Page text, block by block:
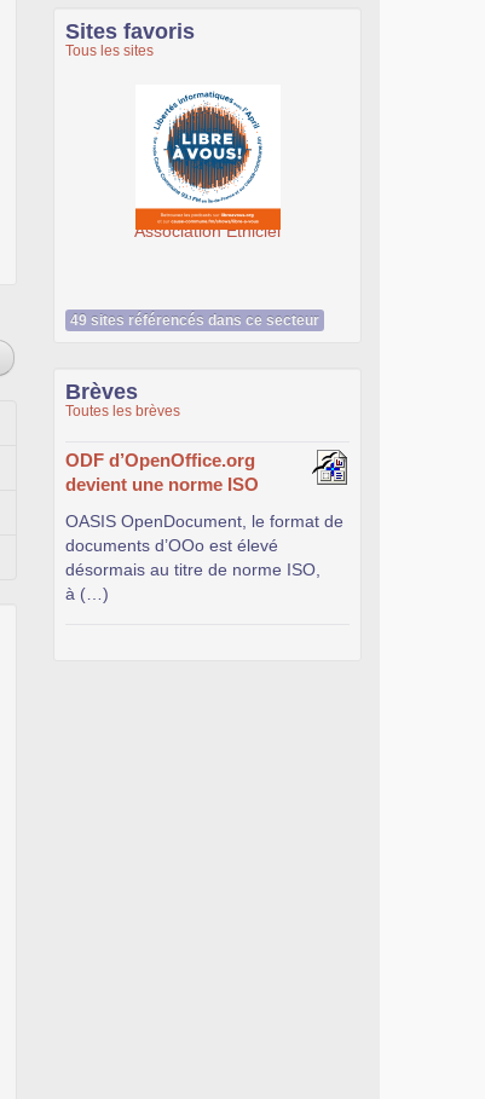
Sites favoris
Tous les sites
SeenThis - clx_asso_fr
49 sites référencés dans ce secteur
Brèves
Toutes les brèves
ODF d’OpenOffice.org
devient une norme ISO
OASIS OpenDocument, le format de
documents d’OOo est élevé
désormais au titre de norme ISO,
à (…)